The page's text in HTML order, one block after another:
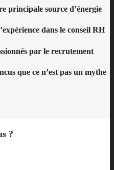
principale source d’énergie
dans le conseil RH
par le recrutement
que ce n’est pas un mythe
?